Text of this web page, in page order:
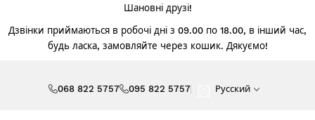
Шановні друзі!
Дзвінки приймаються в робочі дні з 09.00 по 18.00, в інший час,
будь ласка, замовляйте через кошик. Дякуємо!
068 822 5757 095 822 5757 Русский